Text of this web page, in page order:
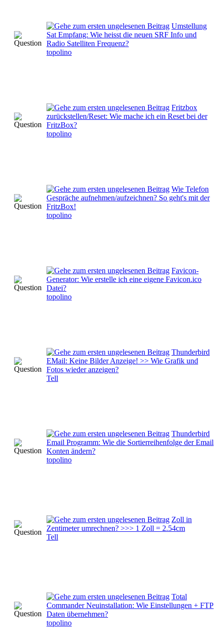
Umstellung
Sat Empfang: Wie heisst die neuen SRF Info und
Radio Satelliten Frequenz?
topolino
Fritzbox
zurückstellen/Reset: Wie mache ich ein Reset bei der
FritzBox?
topolino
Wie Telefon
Gespräche aufnehmen/aufzeichnen? So geht's mit der
FritzBox!
topolino
Favicon-
Generator: Wie erstelle ich eine eigene Favicon.ico
Datei?
topolino
Thunderbird
EMail: Keine Bilder Anzeige! >> Wie Grafik und
Fotos wieder anzeigen?
Tell
Thunderbird
Email Programm: Wie die Sortierreihenfolge der Email
Konten ändern?
topolino
Zoll in
Zentimeter umrechnen? >>> 1 Zoll = 2.54cm
Tell
Total
Commander Neuinstallation: Wie Einstellungen + FTP
Daten übernehmen?
topolino